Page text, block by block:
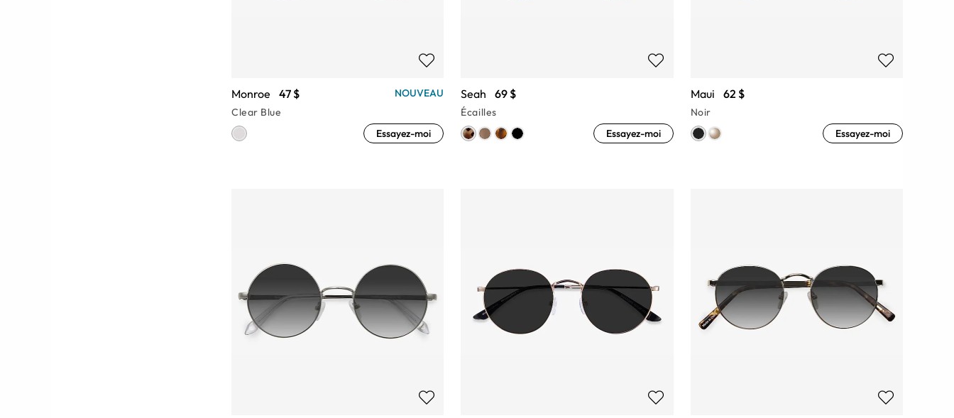
Monroe 47 $
NOUVEAU
Clear Blue
Essayez-moi
Seah 69 $
Écailles
Essayez-moi
Maui 62 $
Noir
Essayez-moi